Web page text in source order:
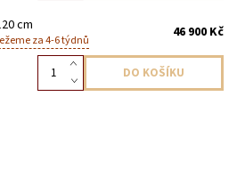
cm
za 4-6 týdnů 46 900 Kč